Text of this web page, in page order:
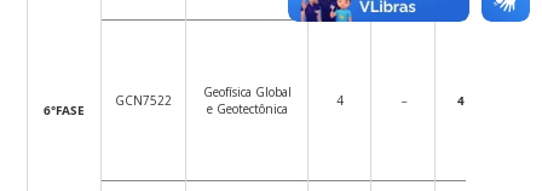
6°FASE
GCN7522
Geofísica Global
e Geotectônica
4 – 4